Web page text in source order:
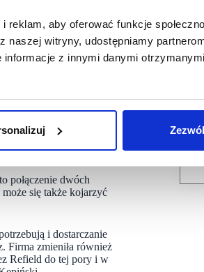
aby oferować funkcje
witryny, udostępniamy
z innymi danymi
Tempo
operacyjnych i potencjale
tempo ich realizacji.
track record i wszystkie
TUF RE i obecny
na rynek, by wykorzystać
wspólnych projektów –
połączenie dwóch
się także kojarzyć
i dostarczanie
Firma zmieniła również
Refield do tej pory i w